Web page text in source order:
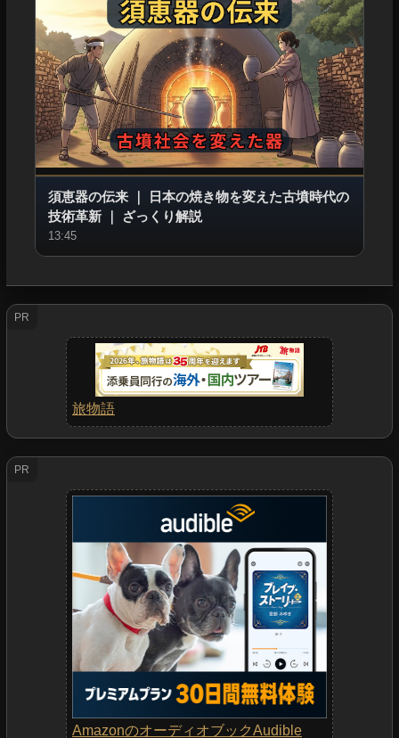
須恵器の伝来｜
日本の焼き物を変えた古墳時代の
技術革新｜ ざっくり解説
13:45
PR
旅物語
PR
AmazonのオーディオブックAudible